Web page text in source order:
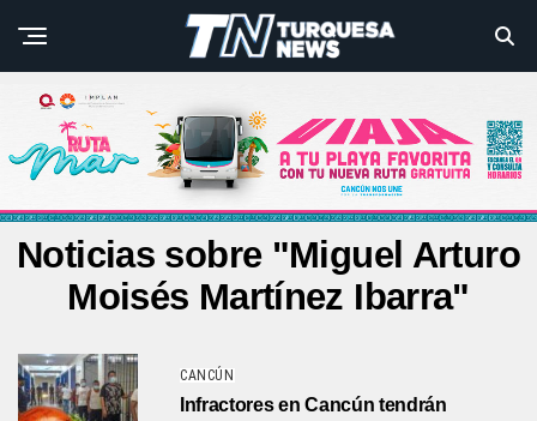
Noticias sobre "Miguel Arturo
Moisés Martínez Ibarra"
CANCÚN
Infractores en Cancún tendrán